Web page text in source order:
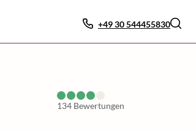
+49 30 544455830
134 Bewertungen